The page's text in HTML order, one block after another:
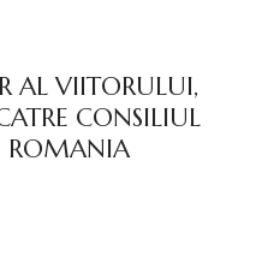
AL VIITORULUI,
CONSILIUL
ROMANIA